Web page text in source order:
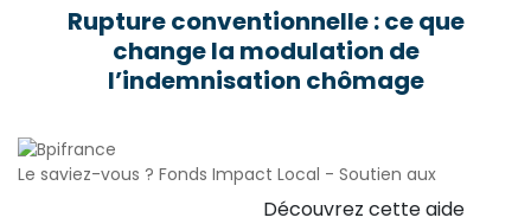
Rupture conventionnelle : ce que
change la modulation de
l’indemnisation chômage
Le saviez-vous ? Fonds Impact Local - Soutien aux
Découvrez cette aide